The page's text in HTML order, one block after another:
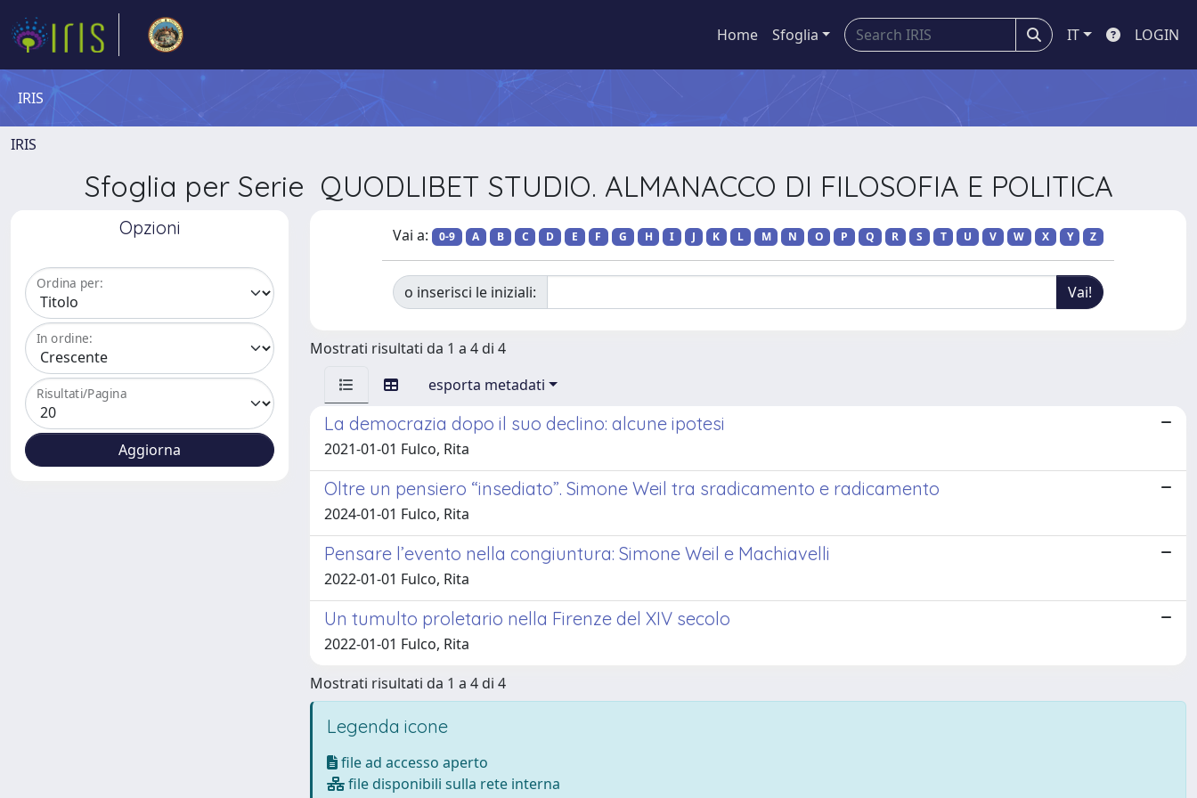
Home Sfoglia IT LOGIN
IRIS
IRIS
Sfoglia per Serie QUODLIBET STUDIO. ALMANACCO DI FILOSOFIA E POLITICA
Opzioni
Ordina per:
In ordine:
Risultati/Pagina
Vai a: 0-9 A B C D E F G H I J K L M N O P Q R S T U V W X Y Z
o inserisci le iniziali:
Mostrati risultati da 1 a 4 di 4
esporta metadati
La democrazia dopo il suo declino: alcune ipotesi
2021-01-01 Fulco, Rita
Oltre un pensiero “insediato”. Simone Weil tra sradicamento e radicamento
2024-01-01 Fulco, Rita
Pensare l’evento nella congiuntura: Simone Weil e Machiavelli
2022-01-01 Fulco, Rita
Un tumulto proletario nella Firenze del XIV secolo
2022-01-01 Fulco, Rita
Mostrati risultati da 1 a 4 di 4
Legenda icone
file ad accesso aperto
file disponibili sulla rete interna